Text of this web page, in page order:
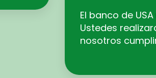
El banco de
Ustedes
nosotros